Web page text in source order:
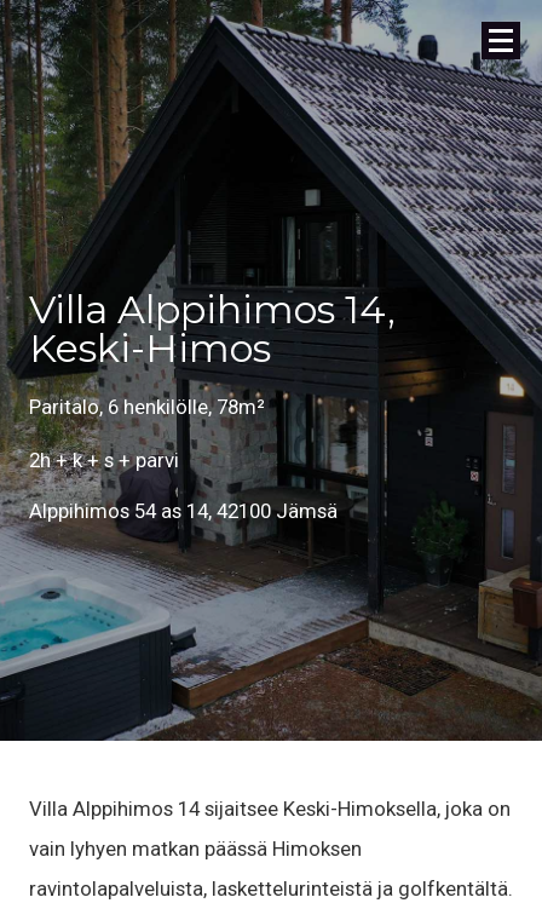
Villa Alppihimos 14,
Keski-Himos
Paritalo, 6 henkilölle, 78m²
2h + k + s + parvi
Alppihimos 54 as 14, 42100 Jämsä
Villa Alppihimos 14 sijaitsee Keski-Himoksella, joka on
vain lyhyen matkan päässä Himoksen
ravintolapalveluista, laskettelurinteistä ja golfkentältä.